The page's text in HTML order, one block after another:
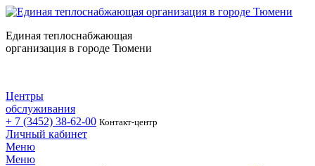
Единая теплоснабжающая
организация в городе Тюмени
Центры
обслуживания
+ 7 (3452) 38-62-00 Контакт-центр
Личный кабинет
Меню
Меню